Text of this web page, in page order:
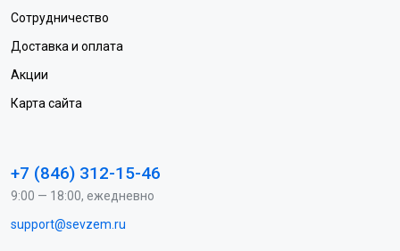
Сотрудничество
Доставка и оплата
Акции
Карта сайта
+7 (846) 312-15-46
9:00 — 18:00, ежедневно
support@sevzem.ru